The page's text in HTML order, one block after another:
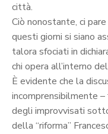
città.
Ciò nonostante, ci
questi giorni si siano
talora sfociati in
chi opera all’interno
È evidente che la
incomprensibilmente
degli improvvisati
della “riforma”